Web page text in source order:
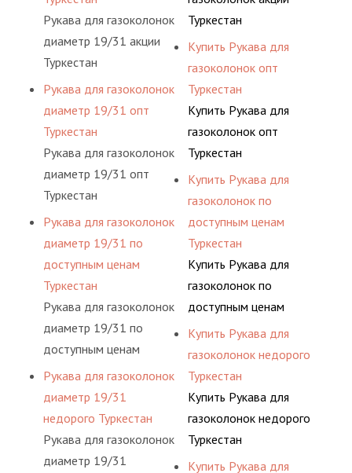
Рукава для газоколонок
диаметр 19/31 акции
Туркестан
Рукава для газоколонок
диаметр 19/31 опт
Туркестан
Рукава для газоколонок
диаметр 19/31 опт
Туркестан
Рукава для газоколонок
диаметр 19/31 по
доступным ценам
Туркестан
Рукава для газоколонок
диаметр 19/31 по
доступным ценам
Туркестан
Рукава для газоколонок
диаметр 19/31
недорого Туркестан
Рукава для газоколонок
диаметр 19/31
Туркестан
Купить Рукава для
газоколонок опт
Туркестан
Купить Рукава для
газоколонок опт
Туркестан
Купить Рукава для
газоколонок по
доступным ценам
Туркестан
Купить Рукава для
газоколонок по
доступным ценам
Туркестан
Купить Рукава для
газоколонок недорого
Туркестан
Купить Рукава для
газоколонок недорого
Туркестан
Купить Рукава для